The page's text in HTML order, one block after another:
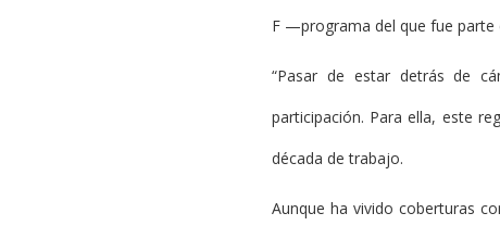
F —programa del que fue
“Pasar de estar detrás de
participación. Para ella, este
década de trabajo.
Aunque ha vivido coberturas